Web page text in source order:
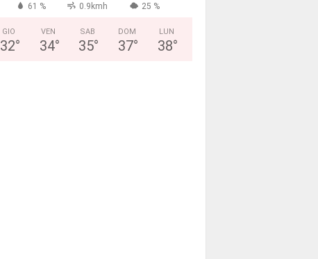
61 % 0.9kmh 25 %
GIO
32°
VEN
34°
SAB
35°
DOM
37°
LUN
38°